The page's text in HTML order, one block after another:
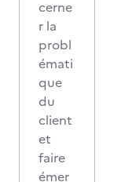
cerne
r la
probl
émati
que
du
client
et
faire
émer